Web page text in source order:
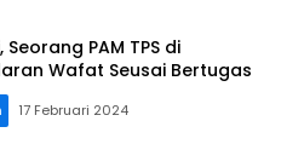
PAM TPS di
Wafat Seusai Bertugas
17 Februari 2024